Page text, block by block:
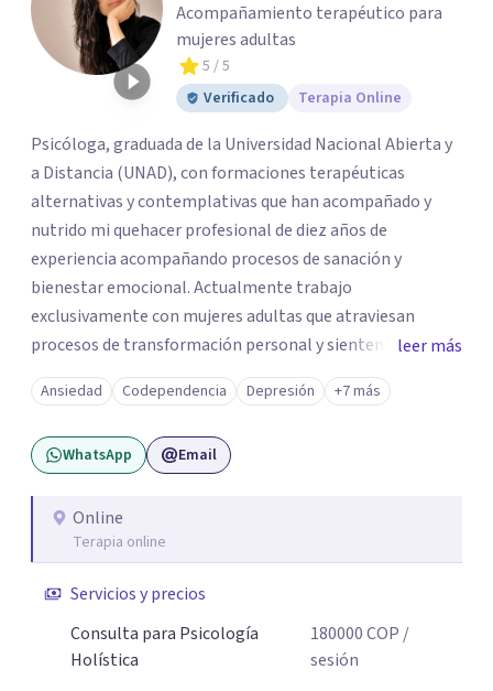
Acompañamiento terapéutico para
mujeres adultas
5 / 5
Verificado
Terapia Online
Psicóloga, graduada de la Universidad Nacional Abierta y
a Distancia (UNAD), con formaciones terapéuticas
alternativas y contemplativas que han acompañado y
nutrido mi quehacer profesional de diez años de
experiencia acompañando procesos de sanación y
bienestar emocional. Actualmente trabajo
exclusivamente con mujeres adultas que atraviesan
procesos de transformación personal y sienten la
necesidad de tomar una pausa para reconectar consigo
mismas y hacer un viaje de autoconocimiento profundo.
Mi propio camino profesional me llevó a trabajar antes
con niños, adolescentes y familias en contextos
enseñó que el cambio real ocurre cuando la persona se
siente vista, escuchada, acompañada; y sobre todo
llevar a su vida cotidiana. Hoy, esa experiencia se traduce
en un acompañamiento terapéutico, desde un enfoque
que une el rigor de la psicología con la sabiduría del
leer más
Ansiedad Codependencia Depresión +7 más
WhatsApp Email
Online
Terapia online
Servicios y precios
Consulta para Psicología
Holística
180000COP /
sesión